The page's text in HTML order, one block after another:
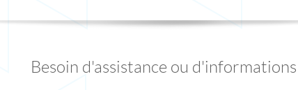
Besoin d'assistance ou d'informations